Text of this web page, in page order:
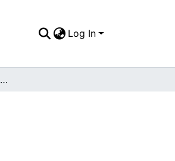
Log In
Marina Gómez y Guilermo Reina. Versalles